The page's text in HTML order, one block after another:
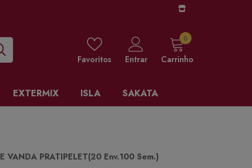
Favoritos Entrar Carrinho
00 items
EXTERMIX ISLA SAKATA
VANDA PRATIPELET(20 Env.100 Sem.)